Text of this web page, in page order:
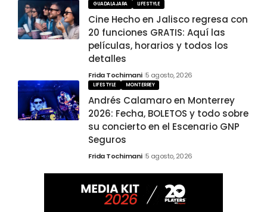
GUADALAJARA LIFESTYLE
Cine Hecho en Jalisco regresa con
20 funciones GRATIS: Aquí las
películas, horarios y todos los
detalles
Frida Tochimani 5 agosto, 2026
LIFESTYLE MONTERREY
Andrés Calamaro en Monterrey
2026: Fecha, BOLETOS y todo sobre
su concierto en el Escenario GNP
Seguros
Frida Tochimani 5 agosto, 2026